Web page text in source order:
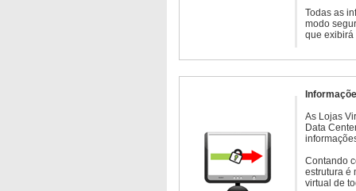
Todas as
modo
que exibirá
As Lojas
Data
Contando
estrutura é
virtual de